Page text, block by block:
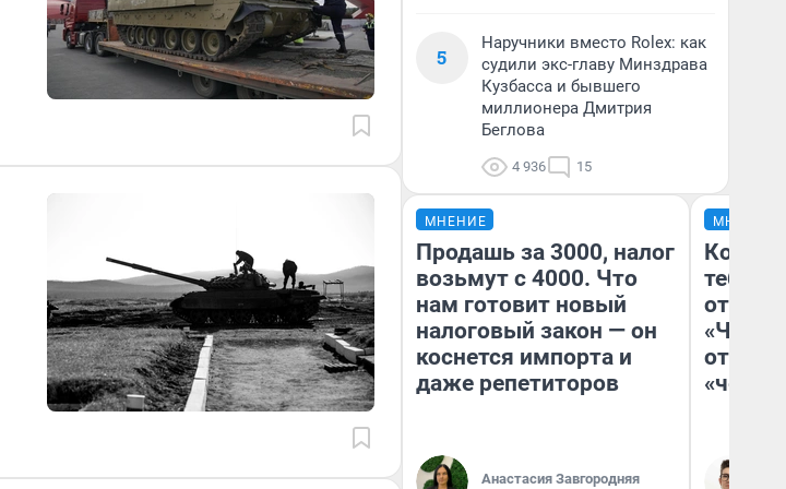
5
Наручники вместо Rolex: как
судили экс-главу Минздрава
Кузбасса и бывшего
миллионера Дмитрия
Беглова
4 936 15
МНЕНИЕ
Продашь за 3000, налог
возьмут с 4000. Что
нам готовит новый
налоговый закон — он
коснется импорта и
даже репетиторов
Анастасия Завгородняя
МНЕНИЕ
тебя
отзыв